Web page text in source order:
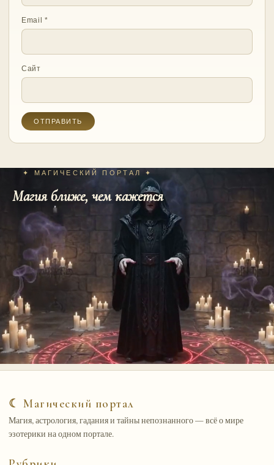
Email*
Сайт
✦ МАГИЧЕСКИЙ ПОРТАЛ ✦
Магия ближе, чем кажется
☾ Магический портал
Магия, астрология, гадания и тайны непознанного — всё о мире
эзотерики на одном портале.